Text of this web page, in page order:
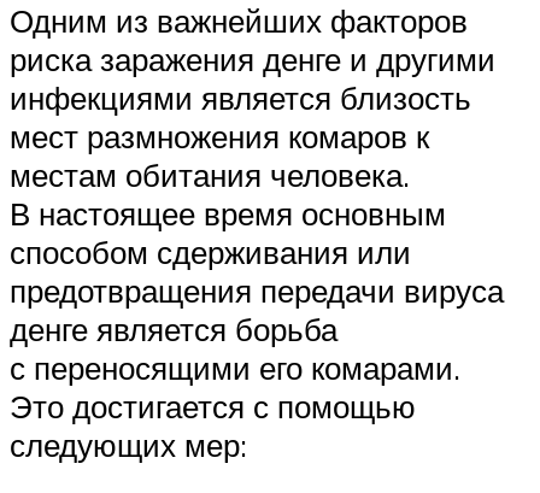
Одним из важнейших факторов
риска заражения денге и другими
инфекциями является близость
мест размножения комаров к
местам обитания человека.
В настоящее время основным
способом сдерживания или
предотвращения передачи вируса
денге является борьба
с переносящими его комарами.
Это достигается с помощью
следующих мер: